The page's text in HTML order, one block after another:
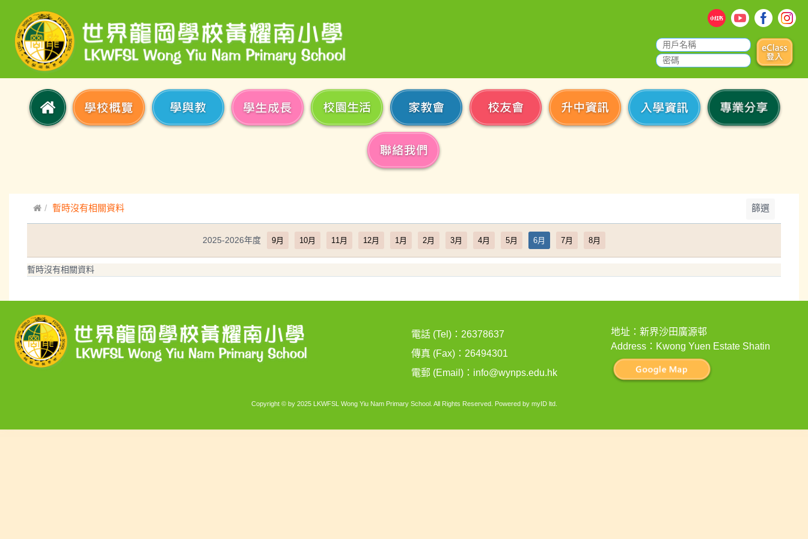
暫時沒有相關資料 篩選
2025-2026年度 9月 10月 11月 12月 1月 2月 3月 4月 5月 6月 7月 8月
暫時沒有相關資料
電話 (Tel)：26378637
傳真 (Fax)：26494301
電郵 (Email)： info@wynps.edu.hk
地址：新界沙田廣源邨
Address：Kwong Yuen Estate Shatin
Copyright © by 2025 LKWFSL Wong Yiu Nam Primary School. All Rights Reserved. Powered by myID ltd